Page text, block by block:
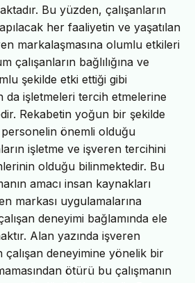
Bu yüzden, çalışanların
her faaliyetin ve yaşatılan
markalaşmasına olumlu etkileri
çalışanların bağlılığına ve
şekilde etki ettiği gibi
da işletmeleri tercih etmelerine
Rekabetin yoğun bir şekilde
personelin önemli olduğu
işletme ve işveren tercihini
olduğu bilinmektedir. Bu
amacı insan kaynakları
markası uygulamalarına
deneyimi bağlamında ele
Alan yazında işveren
çalışan deneyimine yönelik bir
ötürü bu çalışmanın